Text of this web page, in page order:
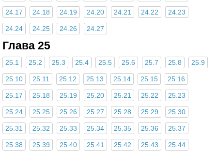
24.17 24.18 24.19 24.20 24.21 24.22 24.23
24.24 24.25 24.26 24.27
Глава 25
25.1 25.2 25.3 25.4 25.5 25.6 25.7 25.8 25.9
25.10 25.11 25.12 25.13 25.14 25.15 25.16
25.17 25.18 25.19 25.20 25.21 25.22 25.23
25.24 25.25 25.26 25.27 25.28 25.29 25.30
25.31 25.32 25.33 25.34 25.35 25.36 25.37
25.38 25.39 25.40 25.41 25.42 25.43 25.44